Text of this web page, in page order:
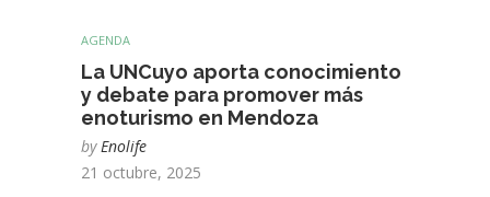
AGENDA
La UNCuyo aporta conocimiento
y debate para promover más
enoturismo en Mendoza
by Enolife
21 octubre, 2025